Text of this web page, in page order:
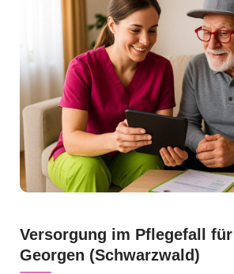
Versorgung im Pflegefall
Georgen (Schwarzwald)